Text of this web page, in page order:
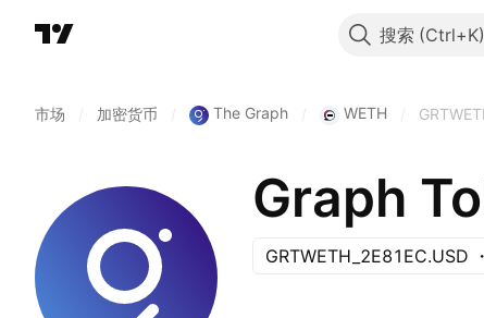
搜索
市场 加密货币 The Graph WETH
Graph
GRTWETH_2E81EC.USD